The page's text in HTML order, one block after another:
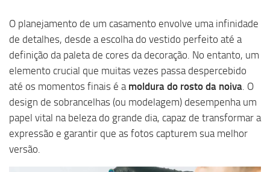
O planejamento de um casamento envolve uma infinidade
de detalhes, desde a escolha do vestido perfeito até a
definição da paleta de cores da decoração. No entanto, um
elemento crucial que muitas vezes passa despercebido
até os momentos finais é a moldura do rosto da noiva . O
design de sobrancelhas (ou modelagem) desempenha um
papel vital na beleza do grande dia, capaz de transformar a
expressão e garantir que as fotos capturem sua melhor
versão.